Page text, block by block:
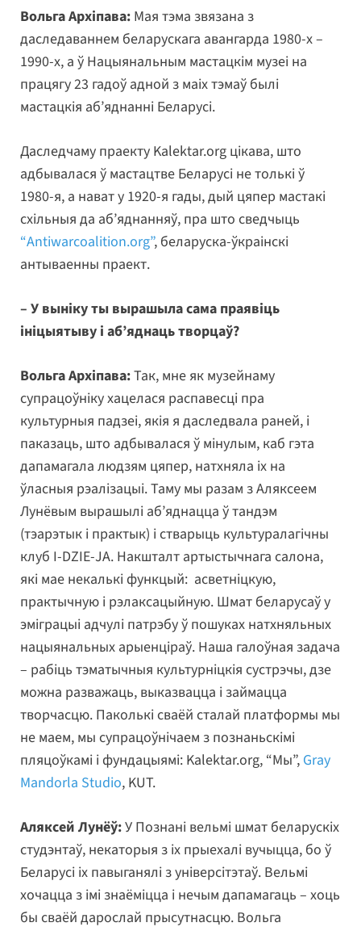
Вольга Архіпава: Мая тэма звязана з
даследаваннем беларускага авангарда 1980-х –
1990-х, а ў Нацыянальным мастацкім музеі на
працягу 23 гадоў адной з маіх тэмаў былі
мастацкія аб’яднанні Беларусі.
Даследчаму праекту Kalektar.org цікава, што
адбывалася ў мастацтве Беларусі не толькі ў
1980-я, а нават у 1920-я гады, дый цяпер мастакі
схільныя да аб’яднанняў, пра што сведчыць
“Antiwarcoalition.org”, беларуска-ўкраінскі
антываенны праект.
– У выніку ты вырашыла сама праявіць
ініцыятыву і аб’яднаць творцаў?
Вольга Архіпава:Так, мне як музейнаму
супрацоўніку хацелася распавесці пра
культурныя падзеі, якія я даследвала раней, і
паказаць, што адбывалася ў мінулым, каб гэта
дапамагала людзям цяпер, натхняла іх на
ўласныя рэалізацыі. Таму мы разам з Аляксеем
Лунёвым вырашылі аб’яднацца ў тандэм
(тэарэтык і практык) і стварыць культуралагічны
клуб I-DZIE-JA. Накшталт артыстычнага салона,
які мае некалькі функцый: асветніцкую,
практычную і рэлаксацыйную. Шмат беларусаў у
эміграцыі адчулі патрэбу ў пошуках натхняльных
нацыянальных арыенціраў. Наша галоўная задача
– рабіць тэматычныя культурніцкія сустрэчы, дзе
можна разважаць, выказвацца і займацца
творчасцю. Паколькі сваёй сталай платформы мы
не маем, мы супрацоўнічаем з познаньскімі
пляцоўкамі і фундацыямі: Kalektar.org, “Мы”, Gray
Mandorla Studio, KUT.
Аляксей Лунёў:У Познані вельмі шмат беларускіх
студэнтаў, некаторыя з іх прыехалі вучыцца, бо ў
Беларусі іх павыганялі з універсітэтаў. Вельмі
хочацца з імі знаёміцца і нечым дапамагаць – хоць
бы сваёй дарослай прысутнасцю. Вольга